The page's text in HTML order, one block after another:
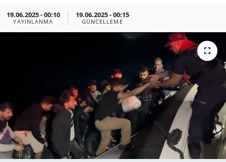
19.06.2025 - 00:10
YAYINLANMA
19.06.2025 - 00:15
GÜNCELLEME